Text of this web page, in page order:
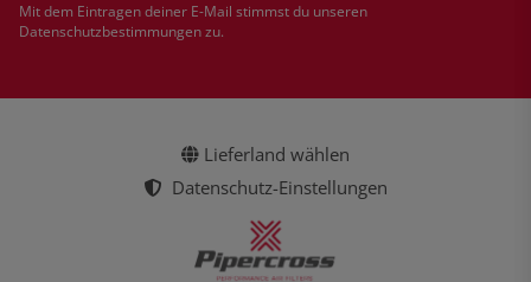
Mit dem Eintragen deiner E-Mail stimmst du unseren
Datenschutzbestimmungenzu.
Lieferland wählen
Datenschutz-Einstellungen